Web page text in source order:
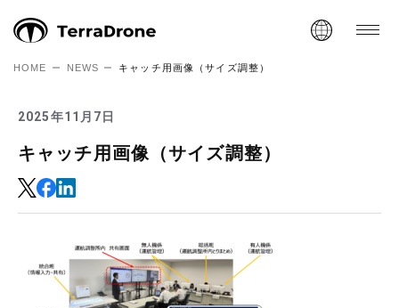
HOME NEWS キャッチ用画像（サイズ調整）
2025年11月7日
キャッチ用画像（サイズ調整）